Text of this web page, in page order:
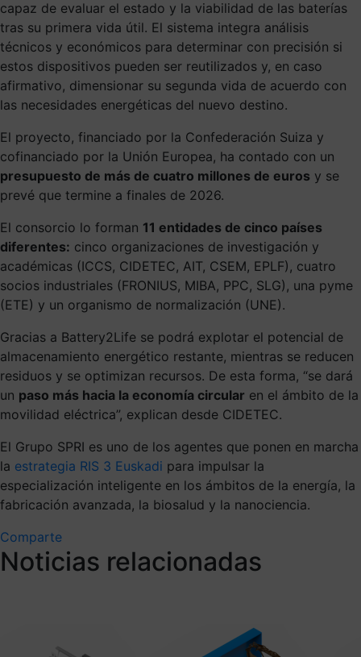
capaz de evaluar el estado y la viabilidad de las baterías
tras su primera vida útil. El sistema integra análisis
técnicos y económicos para determinar con precisión si
estos dispositivos pueden ser reutilizados y, en caso
afirmativo, dimensionar su segunda vida de acuerdo con
las necesidades energéticas del nuevo destino.
El proyecto, financiado por la Confederación Suiza y
cofinanciado por la Unión Europea, ha contado con un
presupuesto de más de cuatro millones de euros y se
prevé que termine a finales de 2026.
El consorcio lo forman 11 entidades de cinco países
diferentes: cinco organizaciones de investigación y
académicas (ICCS, CIDETEC, AIT, CSEM, EPLF), cuatro
socios industriales (FRONIUS, MIBA, PPC, SLG), una pyme
(ETE) y un organismo de normalización (UNE).
Gracias a Battery2Life se podrá explotar el potencial de
almacenamiento energético restante, mientras se reducen
residuos y se optimizan recursos. De esta forma, “se dará
un paso más hacia la economía circular en el ámbito de la
movilidad eléctrica”, explican desde CIDETEC.
El Grupo SPRI es uno de los agentes que ponen en marcha
la estrategia RIS 3 Euskadi para impulsar la
especialización inteligente en los ámbitos de la energía, la
fabricación avanzada, la biosalud y la nanociencia.
Comparte
Noticias relacionadas